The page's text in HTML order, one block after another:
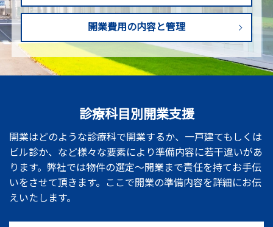
開業費用の内容と管理
診療科目別開業支援
開業はどのような診療科で開業するか、一戸建てもしくは
ビル診か、など様々な要素により準備内容に若干違いがあ
ります。弊社では物件の選定～開業まで責任を持てお手伝
いをさせて頂きます。ここで開業の準備内容を詳細にお伝
えいたします。